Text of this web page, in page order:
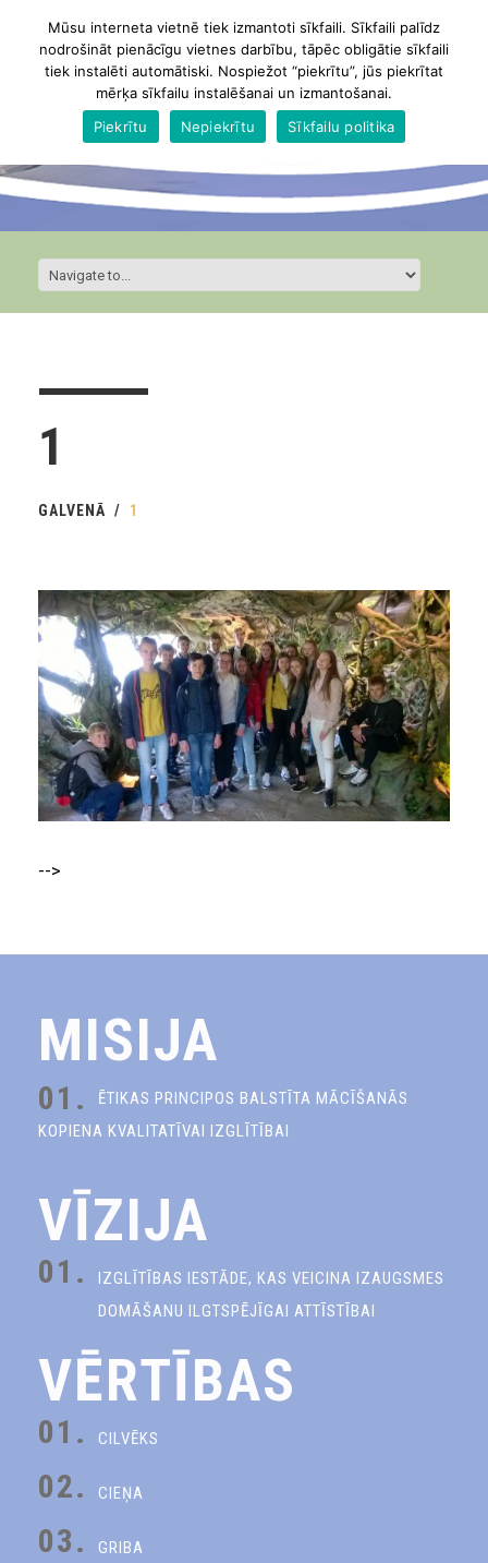
1
GALVENĀ 1
-->
MISIJA
01.
ĒTIKAS PRINCIPOS BALSTĪTA MĀCĪŠANĀS
KOPIENA KVALITATĪVAI IZGLĪTĪBAI
VĪZIJA
01.
IZGLĪTĪBAS IESTĀDE, KAS VEICINA IZAUGSMES
DOMĀŠANU ILGTSPĒJĪGAI ATTĪSTĪBAI
VĒRTĪBAS
01. CILVĒKS
02. CIEŅA
03. GRIBA
Mūsu interneta vietnē tiek izmantoti sīkfaili. Sīkfaili palīdz
nodrošināt pienācīgu vietnes darbību, tāpēc obligātie sīkfaili
tiek instalēti automātiski. Nospiežot “piekrītu”, jūs piekrītat
mērķa sīkfailu instalēšanai un izmantošanai.
Piekrītu
Nepiekrītu Sīkfailu politika